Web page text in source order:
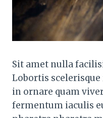
Sit amet nulla
Lobortis
in ornare quam
fermentum iaculis